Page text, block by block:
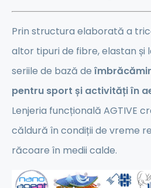
Prin structura elaborată a
altor tipuri de fibre, elastan și
seriile de bază de
pentru sport și activități în
Lenjeria funcțională AGTIVE
căldură în condiții de vreme
răcoare în medii calde.